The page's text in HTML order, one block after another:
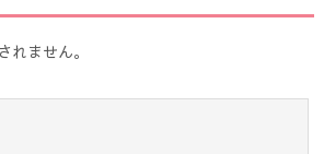
れません。